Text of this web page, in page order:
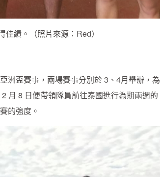
績。（照片來源：Red）
洲盃賽事，兩場賽事分別於 3、4月舉辦，為
月 8 日便帶領隊員前往泰國進行為期兩週的
的強度。